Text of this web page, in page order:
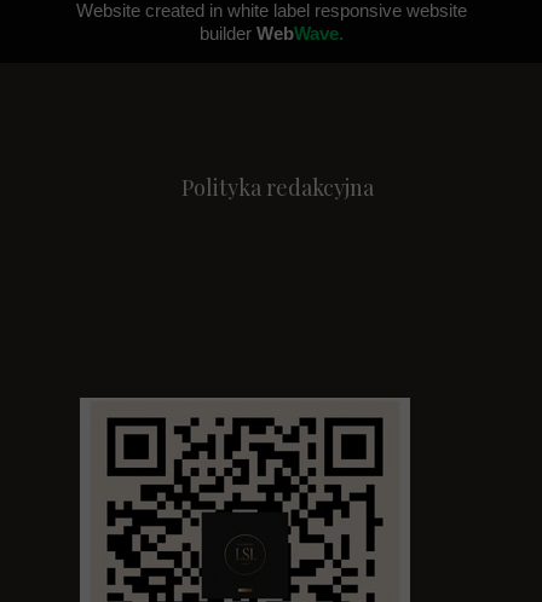
Polityka redakcyjna
Website created in white label responsive website
builder WebWave.